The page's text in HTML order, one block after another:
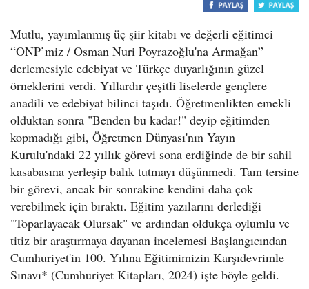
Mutlu, yayımlanmış üç şiir kitabı ve değerli eğitimci
“ONP’miz / Osman Nuri Poyrazoğlu'na Armağan”
derlemesiyle edebiyat ve Türkçe duyarlığının güzel
örneklerini verdi. Yıllardır çeşitli liselerde gençlere
anadili ve edebiyat bilinci taşıdı. Öğretmenlikten emekli
olduktan sonra "Benden bu kadar!" deyip eğitimden
kopmadığı gibi, Öğretmen Dünyası'nın Yayın
Kurulu'ndaki 22 yıllık görevi sona erdiğinde de bir sahil
kasabasına yerleşip balık tutmayı düşünmedi. Tam tersine
bir görevi, ancak bir sonrakine kendini daha çok
verebilmek için bıraktı. Eğitim yazılarını derlediği
"Toparlayacak Olursak" ve ardından oldukça oylumlu ve
titiz bir araştırmaya dayanan incelemesi Başlangıcından
Cumhuriyet'in 100. Yılına Eğitimimizin Karşıdevrimle
Sınavı* (Cumhuriyet Kitapları, 2024) işte böyle geldi.